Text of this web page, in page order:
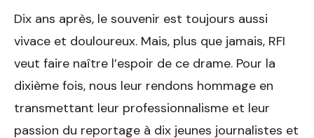
Dix ans après, le souvenir est toujours aussi
vivace et douloureux. Mais, plus que jamais, RFI
veut faire naître l’espoir de ce drame. Pour la
dixième fois, nous leur rendons hommage en
transmettant leur professionnalisme et leur
passion du reportage à dix jeunes journalistes et